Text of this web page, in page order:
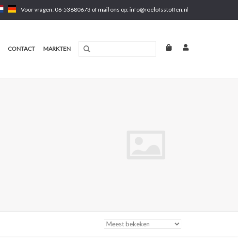
Voor vragen: 06-53880673 of mail ons op:info@roelofsstoffen.nl
CONTACT MARKTEN